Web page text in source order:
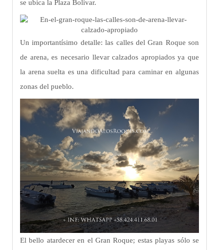
se ubica la Plaza Bolívar.
Un importantísimo detalle: las calles del Gran Roque son
de arena, es necesario llevar calzados apropiados ya que
la arena suelta es una dificultad para caminar en algunas
zonas del pueblo.
El bello atardecer en el Gran Roque; estas playas sólo se